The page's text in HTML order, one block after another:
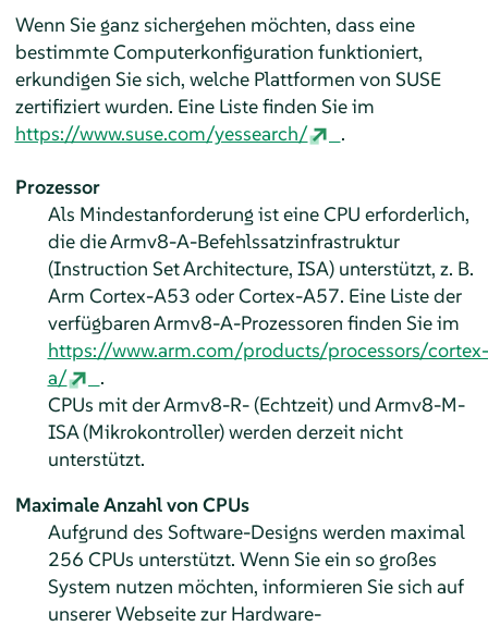
Wenn Sie ganz sichergehen möchten, dass eine
bestimmte Computerkonfiguration funktioniert,
erkundigen Sie sich, welche Plattformen von SUSE
zertifiziert wurden. Eine Liste finden Sie im
https://www.suse.com/yessearch/
.
Prozessor
Als Mindestanforderung ist eine CPU erforderlich,
die die Armv8-A-Befehlssatzinfrastruktur
(Instruction Set Architecture, ISA) unterstützt, z. B.
Arm Cortex-A53 oder Cortex-A57. Eine Liste der
verfügbaren Armv8-A-Prozessoren finden Sie im
https://www.arm.com/products/processors/cortex-
a/
.
CPUs mit der Armv8-R- (Echtzeit) und Armv8-M-
ISA (Mikrokontroller) werden derzeit nicht
unterstützt.
Maximale Anzahl von CPUs
Aufgrund des Software-Designs werden maximal
256 CPUs unterstützt. Wenn Sie ein so großes
System nutzen möchten, informieren Sie sich auf
unserer Webseite zur Hardware-